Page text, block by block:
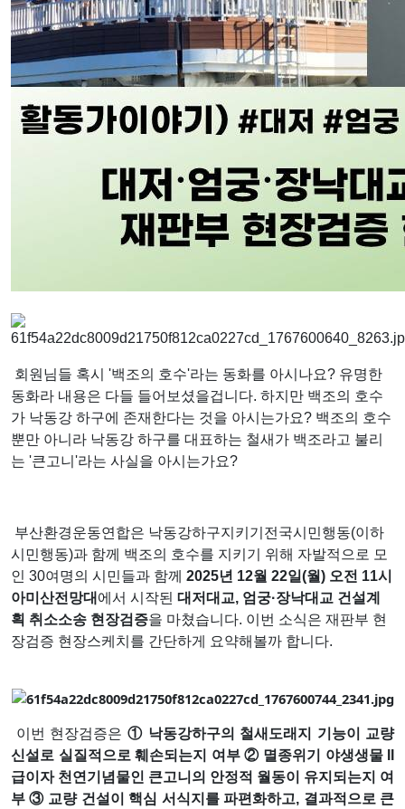
회원님들 혹시 '백조의 호수'라는 동화를 아시나요? 유명한
동화라 내용은 다들 들어보셨을겁니다. 하지만 백조의 호수
가 낙동강 하구에 존재한다는 것을 아시는가요? 백조의 호수
뿐만 아니라 낙동강 하구를 대표하는 철새가 백조라고 불리
는 '큰고니'라는 사실을 아시는가요?
부산환경운동연합은 낙동강하구지키기전국시민행동(이하
시민행동)과 함께 백조의 호수를 지키기 위해 자발적으로 모
인 30여명의 시민들과 함께 2025년 12월 22일(월) 오전 11시
아미산전망대 에서 시작된 대저대교, 엄궁·장낙대교 건설계
획 취소소송 현장검증을 마쳤습니다. 이번 소식은 재판부 현
장검증 현장스케치를 간단하게 요약해볼까 합니다.
이번 현장검증은 ① 낙동강하구의 철새도래지 기능이 교량
신설로 실질적으로 훼손되는지 여부 ② 멸종위기 야생생물
급이자 천연기념물인 큰고니의 안정적 월동이 유지되는지 여
부 ③ 교량 건설이 핵심 서식지를 파편화하고, 결과적으로 큰